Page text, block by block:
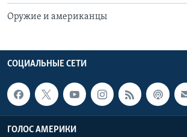
Оружие и американцы
СОЦИАЛЬНЫЕ СЕТИ
ГОЛОС АМЕРИКИ